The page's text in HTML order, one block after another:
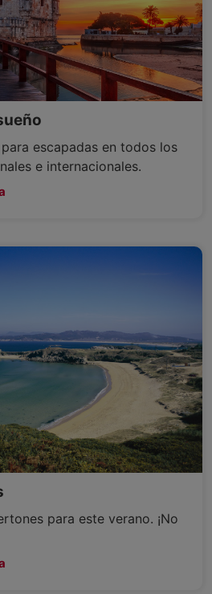
escapadas en todos los
e internacionales.
para este verano. ¡No